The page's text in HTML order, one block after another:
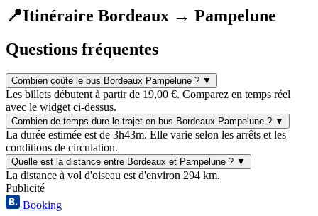
📍Itinéraire Bordeaux → Pampelune
Questions fréquentes
Combien coûte le bus Bordeaux Pampelune ? ▼
Les billets débutent à partir de 19,00 €. Comparez en temps réel
avec le widget ci-dessus.
Combien de temps dure le trajet en bus Bordeaux Pampelune ? ▼
La durée estimée est de 3h43m. Elle varie selon les arrêts et les
conditions de circulation.
Quelle est la distance entre Bordeaux et Pampelune ? ▼
La distance à vol d'oiseau est d'environ 294 km.
Publicité
Booking